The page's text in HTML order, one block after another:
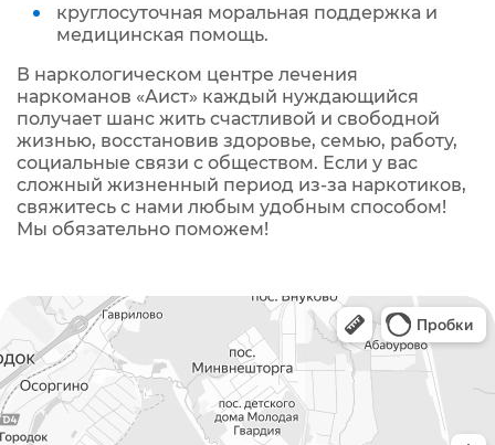
круглосуточная моральная поддержка и
медицинская помощь.
В наркологическом центре лечения
наркоманов «Аист» каждый нуждающийся
получает шанс жить счастливой и свободной
жизнью, восстановив здоровье, семью, работу,
социальные связи с обществом. Если у вас
сложный жизненный период из-за наркотиков,
свяжитесь с нами любым удобным способом!
Мы обязательно поможем!